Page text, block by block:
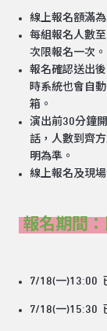
線上報名額滿
每組報名人數
次限報名一次。
報名確認送出
時系統也會自
箱。
演出前30分鐘
話，人數到齊
明為準。
線上報名及現
報名期間
7/18(一)13:00
7/18(一)15:30